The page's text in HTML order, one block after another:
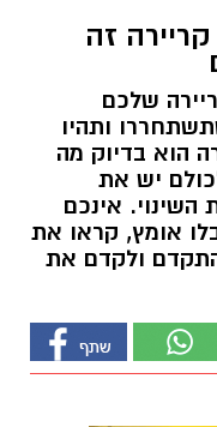
זה
שלכם
ותהיו
הוא בדיוק מה
יש את
אינכם
אומץ, קראו את
ולקדם את